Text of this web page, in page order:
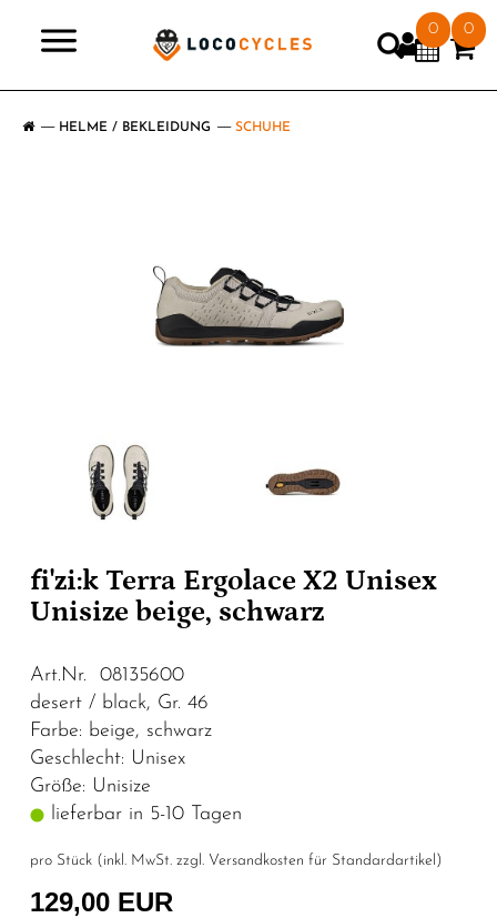
0 0
HELME / BEKLEIDUNG SCHUHE
fi'zi:k Terra Ergolace X2 Unisex
Unisize beige, schwarz
Art.Nr. 08135600
desert / black, Gr. 46
Farbe: beige, schwarz
Geschlecht: Unisex
Größe: Unisize
lieferbar in 5-10 Tagen
pro Stück (inkl. MwSt. zzgl. Versandkosten für Standardartikel )
129,00 EUR